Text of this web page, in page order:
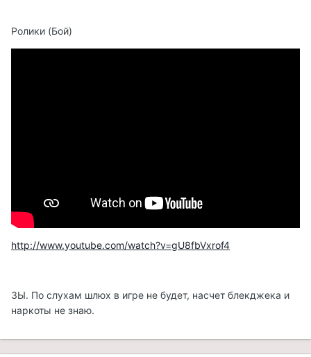
Ролики (Бой)
http://www.youtube.com/watch?v=gU8fbVxrof4
ЗЫ. По слухам шлюх в игре не будет, насчет блекджека и
наркоты не знаю.